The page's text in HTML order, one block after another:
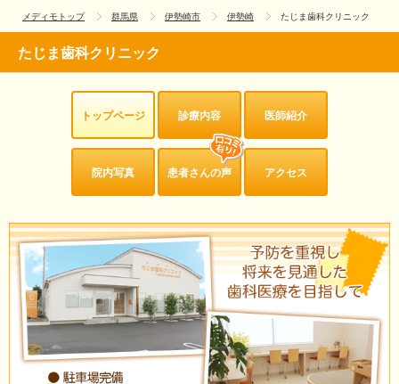
メディモトップ 群馬県 伊勢崎市 伊勢崎 たじま歯科クリニック
たじま歯科クリニック
トップページ 診療内容 医師紹介
院内写真 患者さんの声 アクセス